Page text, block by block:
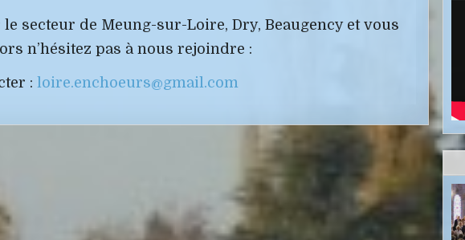
secteur de Meung-sur-Loire, Dry, Beaugency et vous
n’hésitez pas à nous rejoindre :
:loire.enchoeurs@gmail.com